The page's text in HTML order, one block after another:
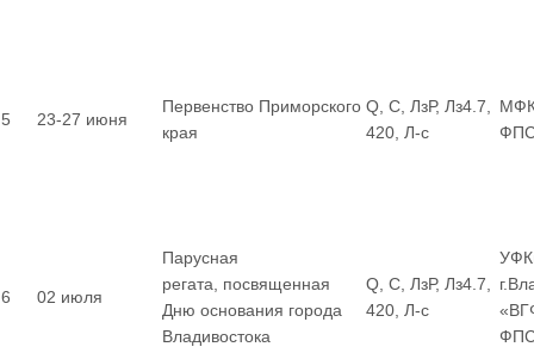
5 23-27 июня
Первенство Приморского
края
Q, С, ЛзР, Лз4.7,
420, Л-с
6 02 июля
Парусная
регата, посвященная
Дню основания города
Владивостока
Q, С, ЛзР, Лз4.7,
420, Л-с